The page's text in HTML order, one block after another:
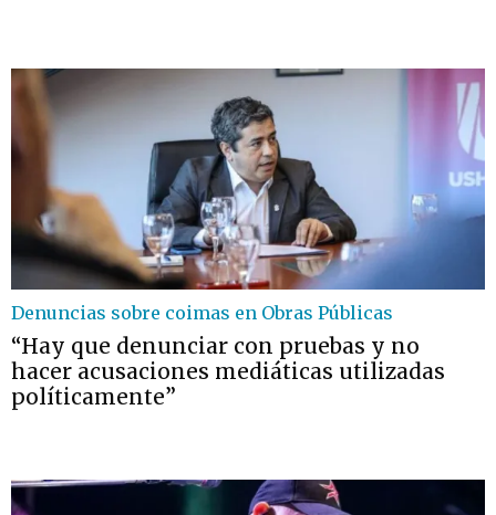
Denuncias sobre coimas en Obras Públicas
“Hay que denunciar con pruebas y no
hacer acusaciones mediáticas utilizadas
políticamente”